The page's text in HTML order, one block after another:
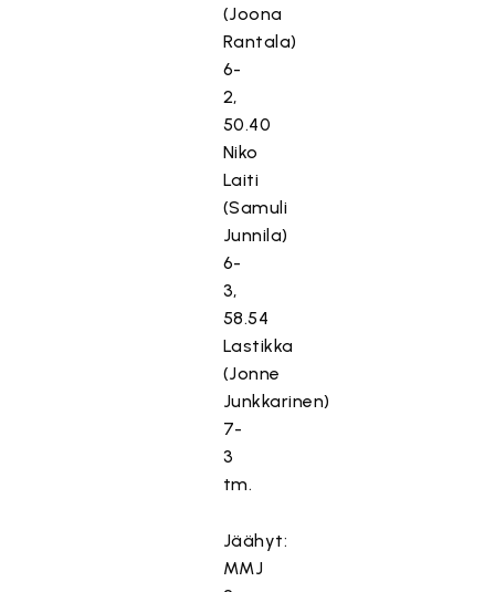
(Joona
Rantala)
6-
2,
50.40
Niko
Laiti
(Samuli
Junnila)
6-
3,
58.54
Lastikka
(Jonne
Junkkarinen)
7-
3
tm.
Jäähyt:
MMJ